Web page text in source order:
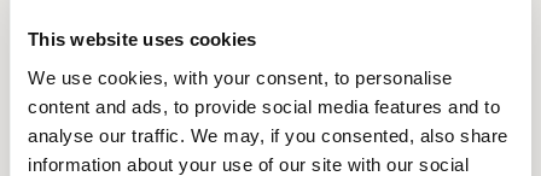
This website uses cookies
We use cookies, with your consent, to personalise
content and ads, to provide social media features and to
analyse our traffic. We may, if you consented, also share
information about your use of our site with our social
Hälsingegatan 49
Postadress:
Box 3020, 103 61 Stockholm